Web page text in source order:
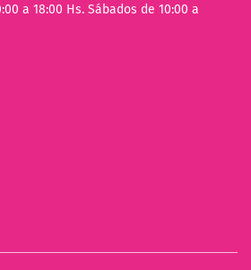
a 18:00 Hs. Sábados de 10:00 a